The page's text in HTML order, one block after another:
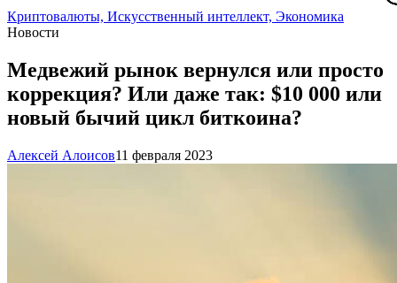
Криптовалюты, Искусственный интеллект, Экономика
Новости
Медвежий рынок вернулся или просто
коррекция? Или даже так: $10 000 или
новый бычий цикл биткоина?
Алексей Алоисов11 февраля 2023